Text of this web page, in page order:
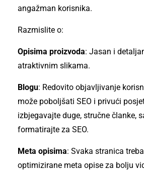
angažman korisnika.
Razmislite o:
Opisima proizvoda: Jasan i
atraktivnim slikama.
Blogu: Redovito objavljivanje
može poboljšati SEO i privući
izbjegavajte duge, stručne članke,
formatirajte za SEO.
Meta opisima: Svaka stranica
optimizirane meta opise za bolju